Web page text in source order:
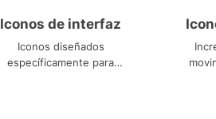
Iconos de interfaz
Iconos diseñados
específicamente para